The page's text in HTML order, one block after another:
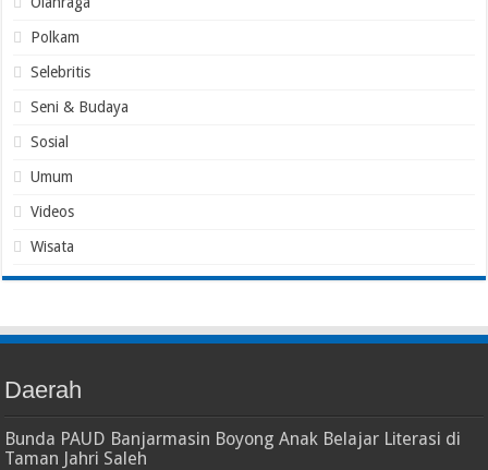
Polkam
Selebritis
Seni & Budaya
Sosial
Umum
Videos
Wisata
Daerah
Bunda PAUD Banjarmasin Boyong Anak Belajar Literasi di
Taman Jahri Saleh